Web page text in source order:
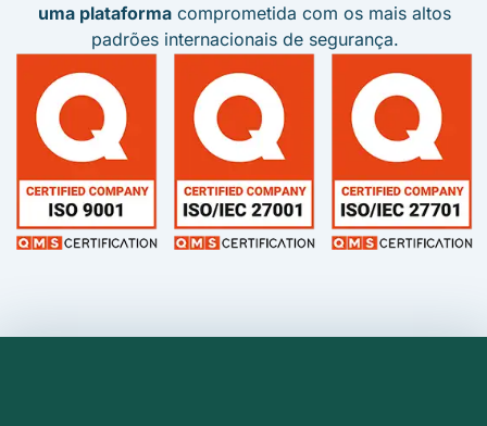
uma plataforma comprometida com os mais altos
padrões internacionais de segurança.